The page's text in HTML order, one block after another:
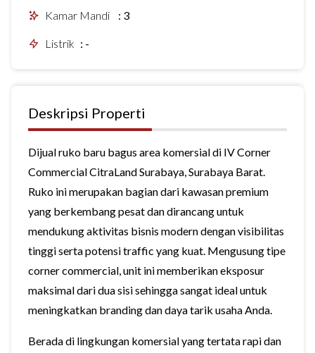
Kamar Mandi : 3
Listrik : -
Deskripsi Properti
Dijual ruko baru bagus area komersial di IV Corner
Commercial CitraLand Surabaya, Surabaya Barat.
Ruko ini merupakan bagian dari kawasan premium
yang berkembang pesat dan dirancang untuk
mendukung aktivitas bisnis modern dengan visibilitas
tinggi serta potensi traffic yang kuat. Mengusung tipe
corner commercial, unit ini memberikan eksposur
maksimal dari dua sisi sehingga sangat ideal untuk
meningkatkan branding dan daya tarik usaha Anda.
Berada di lingkungan komersial yang tertata rapi dan